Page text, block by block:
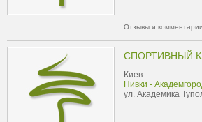
Отзывы и
СПОРТИВНЫЙ
Киев
Нивки -
ул. Академика